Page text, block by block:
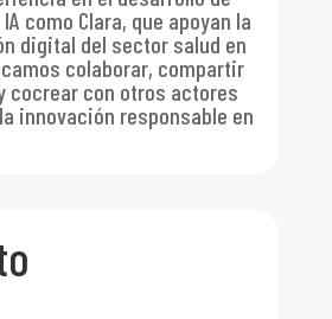
como Clara, que apoyan la
digital del sector salud en
colaborar, compartir
cocrear con otros actores
innovación responsable en